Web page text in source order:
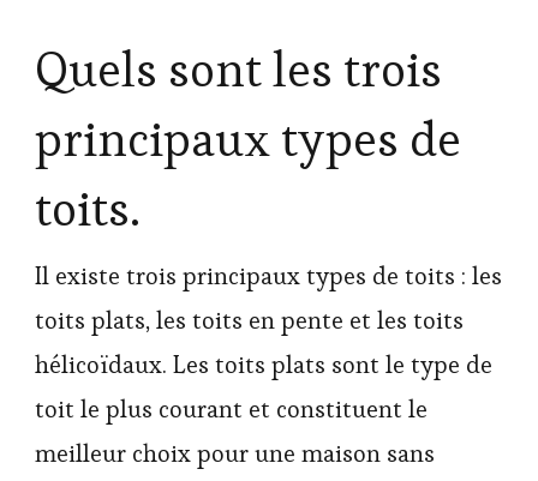
Quels sont les trois
principaux types de
toits.
Il existe trois principaux types de toits : les
toits plats, les toits en pente et les toits
hélicoïdaux. Les toits plats sont le type de
toit le plus courant et constituent le
meilleur choix pour une maison sans